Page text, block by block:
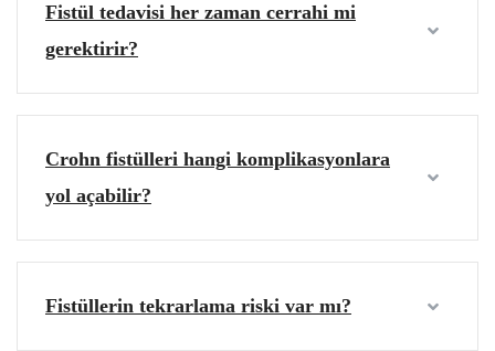
Fistül tedavisi her zaman cerrahi mi
gerektirir?
Crohn fistülleri hangi komplikasyonlara
yol açabilir?
Fistüllerin tekrarlama riski var mı?